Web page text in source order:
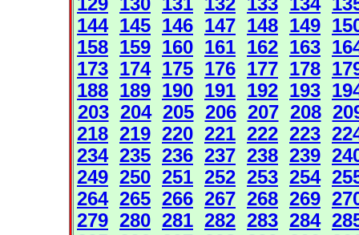
129 130 131 132 133 134
144 145 146 147 148 149
158 159 160 161 162 163
173 174 175 176 177 178
188 189 190 191 192 193
203 204 205 206 207 208
218 219 220 221 222 223
234 235 236 237 238 239
249 250 251 252 253 254
264 265 266 267 268 269
279 280 281 282 283 284